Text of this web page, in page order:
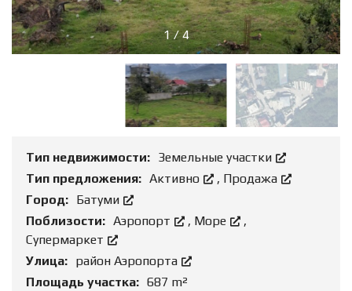
1/4
Тип недвижимости: Земельные участки
Тип предложения: Активно , Продажа
Город: Батуми
Поблизости: Аэропорт , Море
,
Супермаркет
Улица: район Аэропорта
Площадь участка: 687 m²